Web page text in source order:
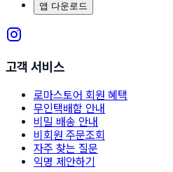
앱 다운로드
고객 서비스
로마스토어 회원 혜택
무인택배함 안내
비밀 배송 안내
비회원 주문조회
자주 찾는 질문
익명 제안하기